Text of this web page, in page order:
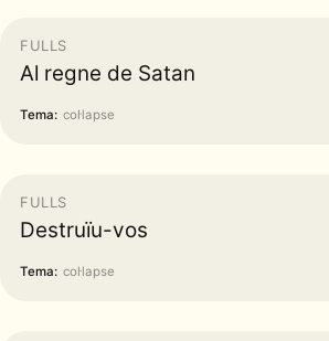
FULLS
Al regne de Satan
Tema: col·lapse
FULLS
Destruïu-vos
Tema: col·lapse